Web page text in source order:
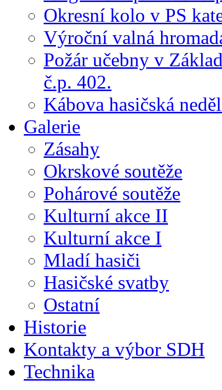
Okresní kolo v PS
Výroční valná
Požár učebny v
č.p. 402.
Kábova hasičská
Galerie
Zásahy
Okrskové soutěže
Pohárové soutěže
Kulturní akce II
Kulturní akce I
Mladí hasiči
Hasičské svatby
Ostatní
Historie
Kontakty a výbor SDH
Technika